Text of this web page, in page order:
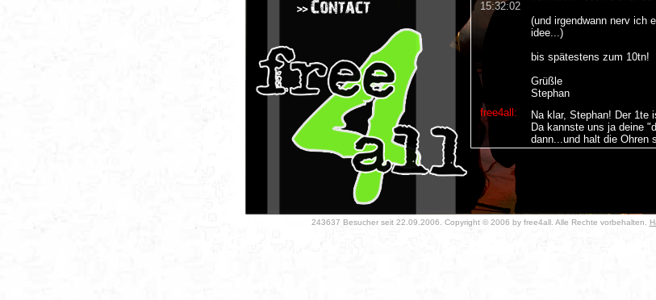
15:32:02
(und irgendwann nerv ich
idee...)
bis spätestens zum 10tn!
Grüßle
Stephan
free4all:
Na klar, Stephan! Der
Da kannste uns ja deine
dann...und halt die Ohren
elm
2006-11-
20
18:09:25
man leute habt ihr auch
einträgen!? Bei euch is
Am samstag steigt ne
natürrlich uns als vorband
243637 Besucher seit 22.09.2006. Copyright © 2006 by free4all. Alle Rechte vorbehalten.